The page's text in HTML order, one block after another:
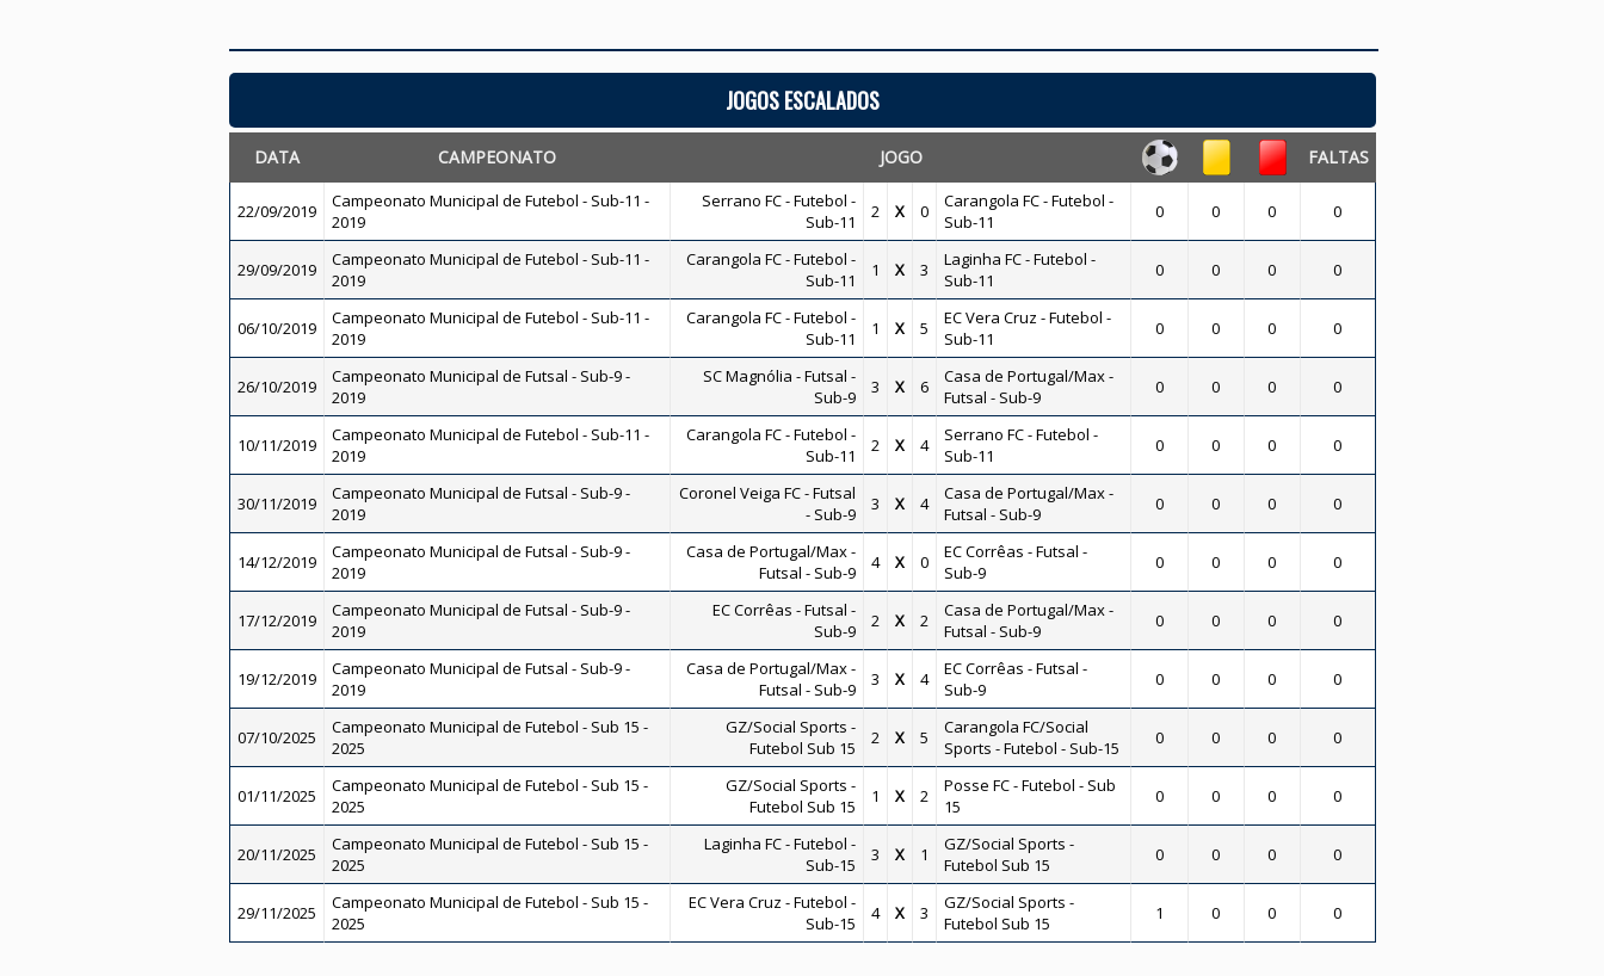
JOGOS ESCALADOS
DATA CAMPEONATO JOGO FALTAS
22/09/2019
Campeonato Municipal de Futebol - Sub-11 -
2019
Serrano FC - Futebol -
Sub-11
2 X 0
Carangola FC - Futebol -
Sub-11
0 0 0 0
29/09/2019
Campeonato Municipal de Futebol - Sub-11 -
2019
Carangola FC - Futebol -
Sub-11
1 X 3
Laginha FC - Futebol -
Sub-11
0 0 0 0
06/10/2019
Campeonato Municipal de Futebol - Sub-11 -
2019
Carangola FC - Futebol -
Sub-11
1 X 5
EC Vera Cruz - Futebol -
Sub-11
0 0 0 0
26/10/2019
Campeonato Municipal de Futsal - Sub-9 -
2019
SC Magnólia - Futsal -
Sub-9
3 X 6
Casa de Portugal/Max -
Futsal - Sub-9
0 0 0 0
10/11/2019
Campeonato Municipal de Futebol - Sub-11 -
2019
Carangola FC - Futebol -
Sub-11
2 X 4
Serrano FC - Futebol -
Sub-11
0 0 0 0
30/11/2019
Campeonato Municipal de Futsal - Sub-9 -
2019
Coronel Veiga FC - Futsal
- Sub-9
3 X 4
Casa de Portugal/Max -
Futsal - Sub-9
0 0 0 0
14/12/2019
Campeonato Municipal de Futsal - Sub-9 -
2019
Casa de Portugal/Max -
Futsal - Sub-9
4 X 0
EC Corrêas - Futsal -
Sub-9
0 0 0 0
17/12/2019
Campeonato Municipal de Futsal - Sub-9 -
2019
EC Corrêas - Futsal -
Sub-9
2 X 2
Casa de Portugal/Max -
Futsal - Sub-9
0 0 0 0
19/12/2019
Campeonato Municipal de Futsal - Sub-9 -
2019
Casa de Portugal/Max -
Futsal - Sub-9
3 X 4
EC Corrêas - Futsal -
Sub-9
0 0 0 0
07/10/2025
Campeonato Municipal de Futebol - Sub 15 -
2025
GZ/Social Sports -
Futebol Sub 15
2 X 5
Carangola FC/Social
Sports - Futebol - Sub-15
0 0 0 0
01/11/2025
Campeonato Municipal de Futebol - Sub 15 -
2025
GZ/Social Sports -
Futebol Sub 15
1 X 2
Posse FC - Futebol - Sub
15
0 0 0 0
20/11/2025
Campeonato Municipal de Futebol - Sub 15 -
2025
Laginha FC - Futebol -
Sub-15
3 X 1
GZ/Social Sports -
Futebol Sub 15
0 0 0 0
29/11/2025
Campeonato Municipal de Futebol - Sub 15 -
2025
EC Vera Cruz - Futebol -
Sub-15
4 X 3
GZ/Social Sports -
Futebol Sub 15
1 0 0 0